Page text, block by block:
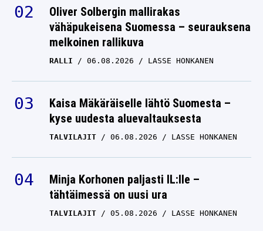
Oliver Solbergin mallirakas
vähäpukeisena Suomessa – seurauksena
melkoinen rallikuva
RALLI 06.08.2026 LASSE HONKANEN
Kaisa Mäkäräiselle lähtö Suomesta –
kyse uudesta aluevaltauksesta
TALVILAJIT 06.08.2026 LASSE HONKANEN
Minja Korhonen paljasti IL:lle –
tähtäimessä on uusi ura
TALVILAJIT 05.08.2026 LASSE HONKANEN